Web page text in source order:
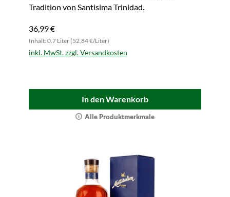
Tradition von Santisima Trinidad.
36,99 €
Inhalt: 0.7 Liter (52,84 €/Liter)
inkl. MwSt. zzgl. Versandkosten
In den Warenkorb
Alle Produktmerkmale